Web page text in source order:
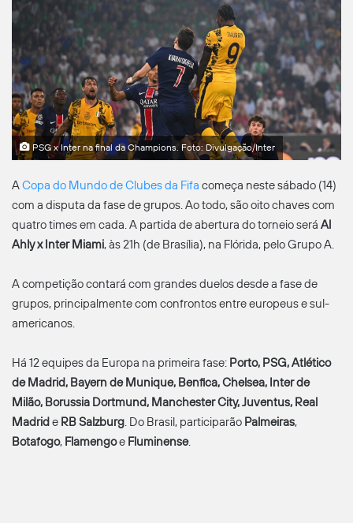
PSG x Inter na final da Champions. Foto: Divulgação/Inter
ACopa do Mundo de Clubes da Fifa começa neste sábado (14)
com a disputa da fase de grupos. Ao todo, são oito chaves com
quatro times em cada. A partida de abertura do torneio será Al
Ahly x Inter Miami, às 21h (de Brasília), na Flórida, pelo Grupo A.
A competição contará com grandes duelos desde a fase de
grupos, principalmente com confrontos entre europeus e sul-
americanos.
Há 12 equipes da Europa na primeira fase: Porto, PSG, Atlético
de Madrid, Bayern de Munique, Benfica, Chelsea, Inter de
Milão, Borussia Dortmund, Manchester City, Juventus, Real
Madrid e RB Salzburg. Do Brasil, participarão Palmeiras,
Botafogo, Flamengoe Fluminense.